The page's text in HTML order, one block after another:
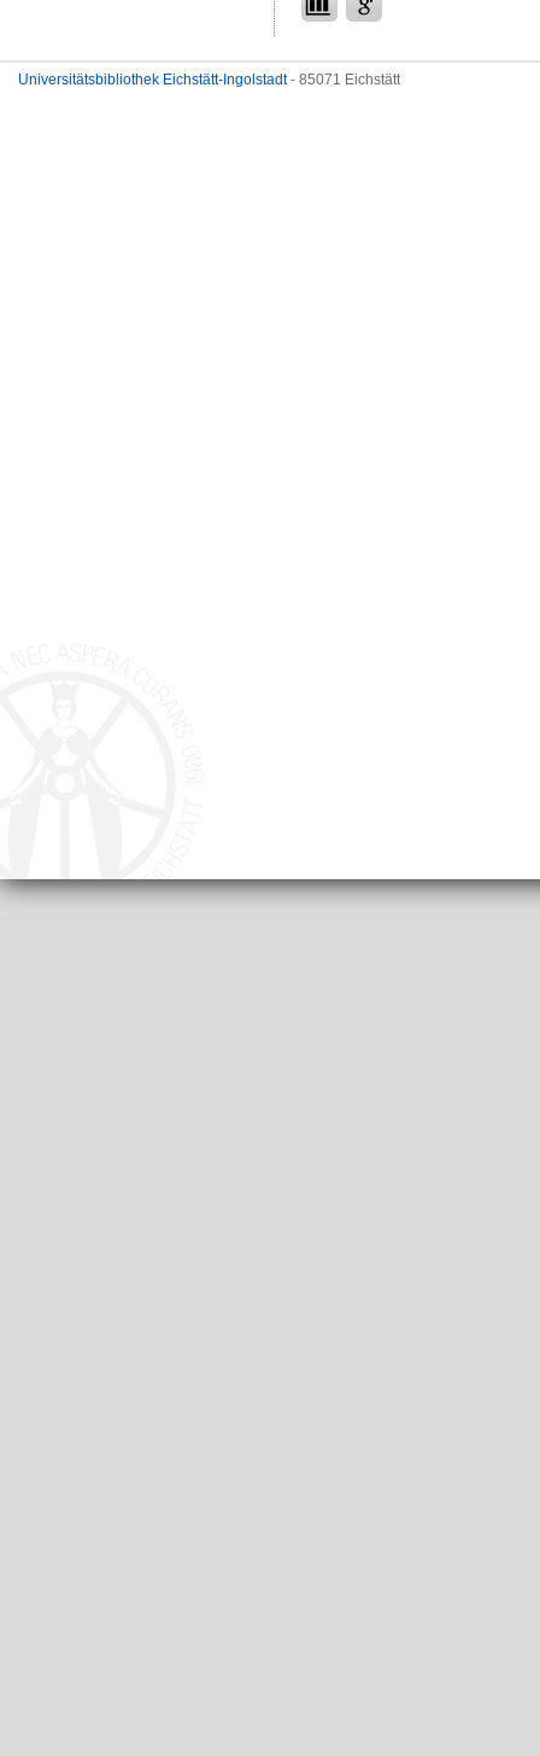
Universitätsbibliothek Eichstätt-Ingolstadt- 85071 Eichstätt